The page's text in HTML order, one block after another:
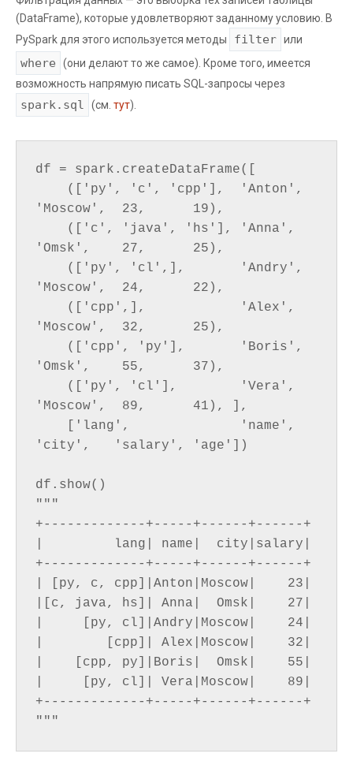
(DataFrame), которые удовлетворяют заданному условию. В
PySpark для этого используется методы
filter или
where
(они делают то же самое). Кроме того, имеется
возможность напрямую писать SQL-запросы через
spark.sql (см. тут).
df = spark.createDataFrame([
'Moscow',  23,      19),
'Omsk',    27,      25),
'Moscow',  24,      22),
'Moscow',  32,      25),
'Omsk',    55,      37),
'Moscow',  89,      41), ],
'city',   'salary', 'age'])
df.show()
"""
+-------------+-----+------+------+
|         lang| name|  city|salary|
+-------------+-----+------+------+
| [py, c, cpp]|Anton|Moscow|    23|
|[c, java, hs]| Anna|  Omsk|    27|
|     [py, cl]|Andry|Moscow|    24|
|        [cpp]| Alex|Moscow|    32|
|    [cpp, py]|Boris|  Omsk|    55|
|     [py, cl]| Vera|Moscow|    89|
+-------------+-----+------+------+